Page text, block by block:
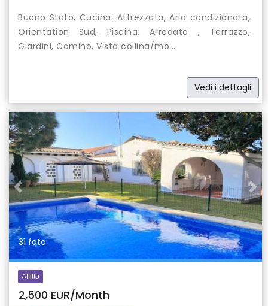
Buono Stato, Cucina: Attrezzata, Aria condizionata,
Orientation Sud, Piscina, Arredato , Terrazzo,
Giardini, Camino, Vista collina/mo...
Vedi i dettagli
Previous
31 foto
Affitto
2,500 EUR/Month